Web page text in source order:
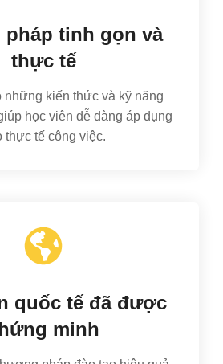
tinh gọn và
thực tế
những kiến thức và kỹ năng
học viên dễ dàng áp dụng
thực tế công việc.
quốc tế đã được
minh